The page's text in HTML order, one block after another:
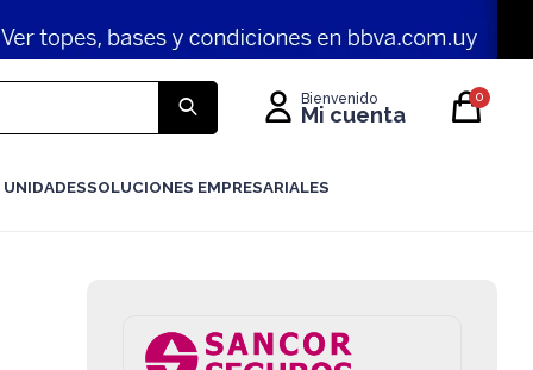
SOLUCIONES EMPRESARIALES
0